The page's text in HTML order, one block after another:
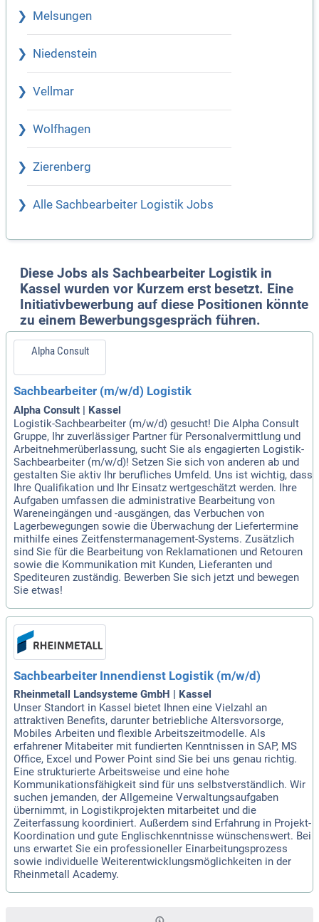
Melsungen
Niedenstein
Vellmar
Wolfhagen
Zierenberg
Alle Sachbearbeiter Logistik Jobs
Diese Jobs als Sachbearbeiter Logistik in
Kassel wurden vor Kurzem erst besetzt. Eine
Initiativbewerbung auf diese Positionen könnte
zu einem Bewerbungsgespräch führen.
Alpha Consult
Sachbearbeiter (m/w/d) Logistik
Alpha Consult | Kassel
Logistik-Sachbearbeiter (m/w/d) gesucht! Die Alpha Consult
Gruppe, Ihr zuverlässiger Partner für Personalvermittlung und
Arbeitnehmerüberlassung, sucht Sie als engagierten Logistik-
Sachbearbeiter (m/w/d)! Setzen Sie sich von anderen ab und
gestalten Sie aktiv Ihr berufliches Umfeld. Uns ist wichtig, dass
Ihre Qualifikation und Ihr Einsatz wertgeschätzt werden. Ihre
Aufgaben umfassen die administrative Bearbeitung von
Wareneingängen und -ausgängen, das Verbuchen von
Lagerbewegungen sowie die Überwachung der Liefertermine
mithilfe eines Zeitfenstermanagement-Systems. Zusätzlich
sind Sie für die Bearbeitung von Reklamationen und Retouren
sowie die Kommunikation mit Kunden, Lieferanten und
Spediteuren zuständig. Bewerben Sie sich jetzt und bewegen
Sie etwas!
Sachbearbeiter Innendienst Logistik (m/w/d)
Rheinmetall Landsysteme GmbH | Kassel
Unser Standort in Kassel bietet Ihnen eine Vielzahl an
attraktiven Benefits, darunter betriebliche Altersvorsorge,
Mobiles Arbeiten und flexible Arbeitszeitmodelle. Als
erfahrener Mitabeiter mit fundierten Kenntnissen in SAP, MS
Office, Excel und Power Point sind Sie bei uns genau richtig.
Eine strukturierte Arbeitsweise und eine hohe
Kommunikationsfähigkeit sind für uns selbstverständlich. Wir
suchen jemanden, der Allgemeine Verwaltungsaufgaben
übernimmt, in Logistikprojekten mitarbeitet und die
Zeiterfassung koordiniert. Außerdem sind Erfahrung in Projekt-
Koordination und gute Englischkenntnisse wünschenswert. Bei
uns erwartet Sie ein professioneller Einarbeitungsprozess
sowie individuelle Weiterentwicklungsmöglichkeiten in der
Rheinmetall Academy.